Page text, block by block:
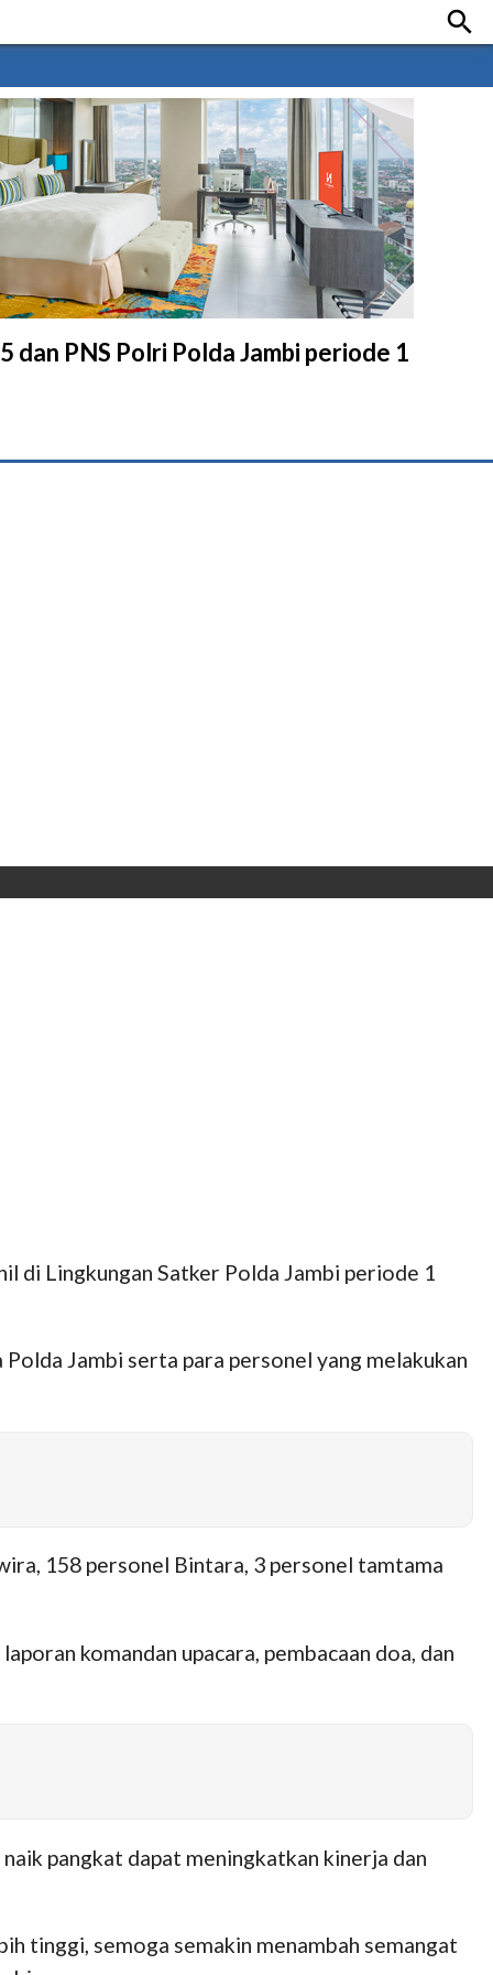

PNS Polri Polda Jambi periode 1
di Lingkungan Satker Polda Jambi periode 1
Jambi serta para personel yang melakukan
158 personel Bintara, 3 personel tamtama
komandan upacara, pembacaan doa, dan
pangkat dapat meningkatkan kinerja dan
tinggi, semoga semakin menambah semangat